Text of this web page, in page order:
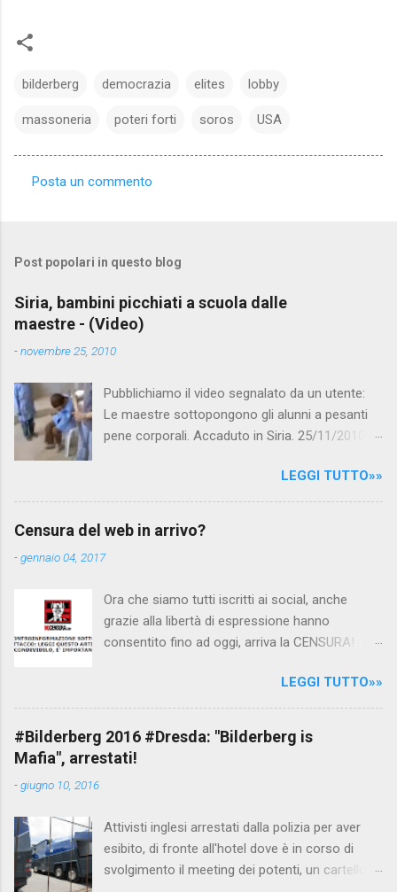
bilderberg democrazia elites lobby
massoneria poteri forti soros USA
e
n
t
Posta un commento
Post popolari in questo blog
Siria, bambini picchiati a scuola dalle
maestre - (Video)
-novembre 25, 2010
Pubblichiamo il video segnalato da un utente:
Le maestre sottopongono gli alunni a pesanti
pene corporali. Accaduto in Siria. 25/11/2010
Canale 5 "Forum" si è interessato al caso,
interpellando prontamente l'ambasciata siriana,
per fare luce sulla vicenda: è emerso che il
scuola. LEGGI IL SERVIZIO . staff
nocensura.com Condividi su Facebook
LEGGI TUTTO»»
Censura del web in arrivo?
-gennaio 04, 2017
Ora che siamo tutti iscritti ai social, anche
grazie alla libertà di espressione hanno
consentito fino ad oggi, arriva la CENSURA!
politica rispediti al mittente dai cittadini - perché
censurare avrebbe fatto perdere troppi
consensi ai vari governi - la CENSURA potrebbe
arrivare dall'Antitrust, ovvero l' Autorità garante
governo non c'è più Matteo Renzi ma il buon
Renziloni , controfigura di Renzi messo li per
mettere la faccia su quelle misure che per l'ex
LEGGI TUTTO»»
#Bilderberg 2016 #Dresda: "Bilderberg is
Mafia", arrestati!
-giugno 10, 2016
Attivisti inglesi arrestati dalla polizia per aver
esibito, di fronte all'hotel dove è in corso di
svolgimento il meeting dei potenti, un cartellone